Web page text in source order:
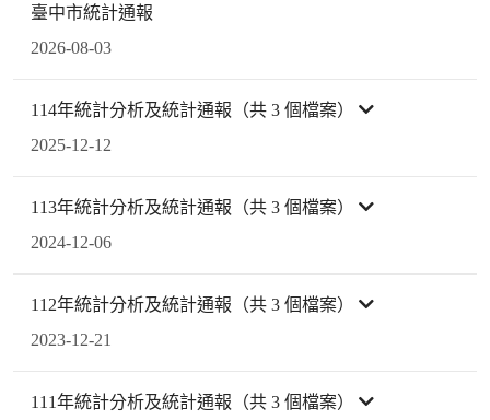
臺中市統計通報
2026-08-03
114年統計分析及統計通報（共 3 個檔案）
2025-12-12
113年統計分析及統計通報（共 3 個檔案）
2024-12-06
112年統計分析及統計通報（共 3 個檔案）
2023-12-21
111年統計分析及統計通報（共 3 個檔案）